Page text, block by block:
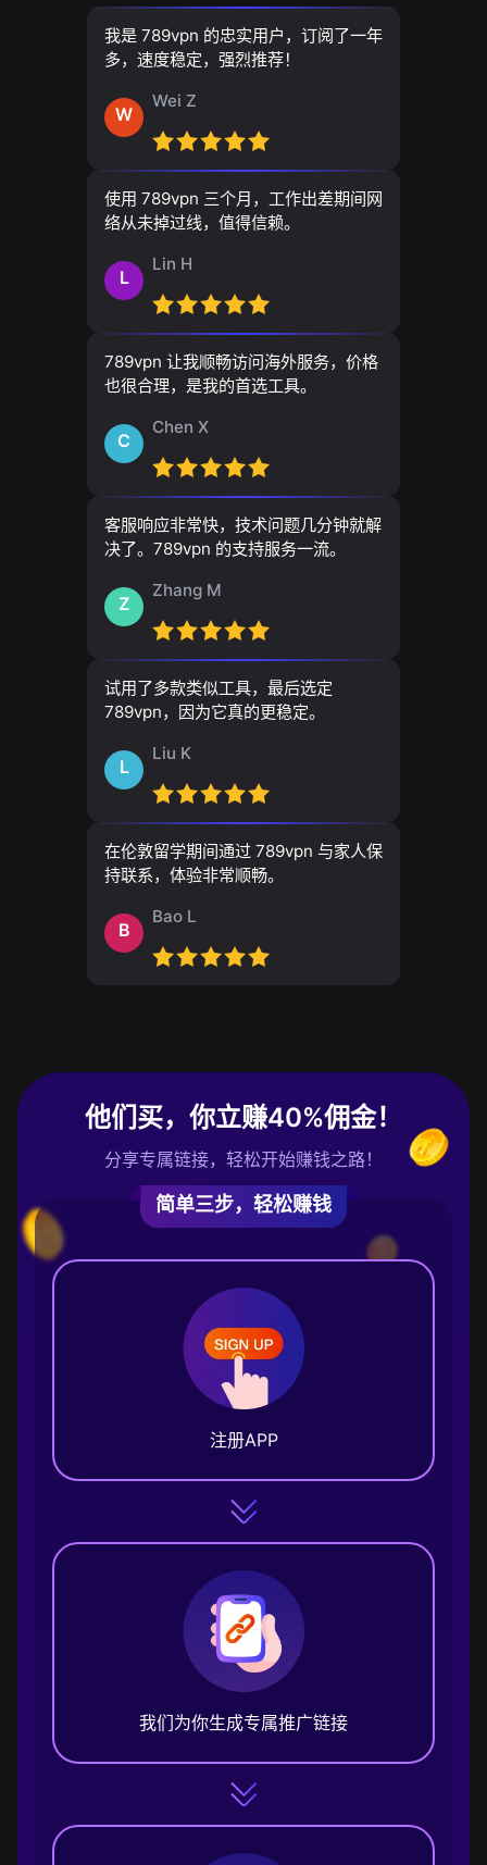
我是 789vpn 的忠实用户，订阅了一年
多，速度稳定，强烈推荐！
W
Wei Z
使用 789vpn 三个月，工作出差期间网
络从未掉过线，值得信赖。
L
Lin H
789vpn 让我顺畅访问海外服务，价格
也很合理，是我的首选工具。
C
Chen X
客服响应非常快，技术问题几分钟就解
决了。789vpn 的支持服务一流。
Z
Zhang M
试用了多款类似工具，最后选定
789vpn，因为它真的更稳定。
L
Liu K
在伦敦留学期间通过 789vpn 与家人保
持联系，体验非常顺畅。
B
Bao L
他们买，你立赚40%佣金！
分享专属链接，轻松开始赚钱之路！
简单三步，轻松赚钱
注册APP
我们为你生成专属推广链接